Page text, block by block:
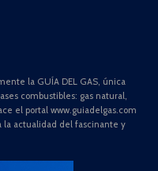
la GUÍA DEL GAS, única
combustibles: gas natural,
el portal www.guiadelgas.com
la actualidad del fascinante y